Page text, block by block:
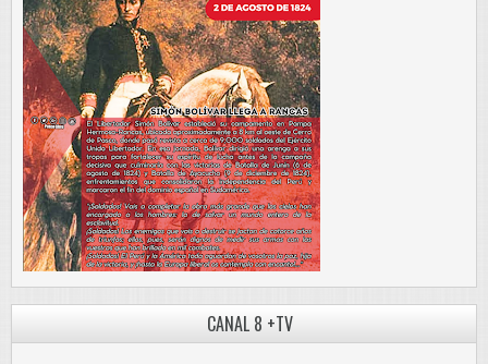
CANAL 8 +TV